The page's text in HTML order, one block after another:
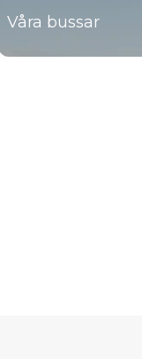
Våra bussar